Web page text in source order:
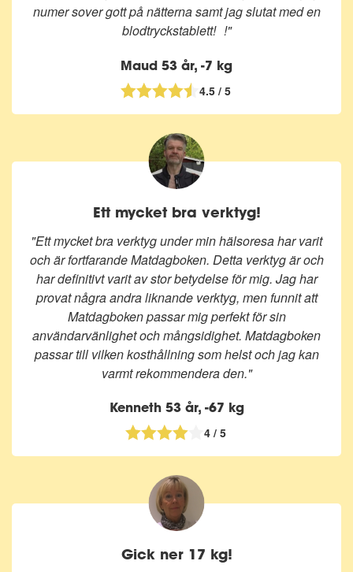
numer sover gott på nätterna samt jag slutat med en
blodtryckstablett! !"
Maud 53 år, -7 kg
4.5 / 5
Ett mycket bra verktyg!
"Ett mycket bra verktyg under min hälsoresa har varit
och är fortfarande Matdagboken. Detta verktyg är och
har definitivt varit av stor betydelse för mig. Jag har
provat några andra liknande verktyg, men funnit att
Matdagboken passar mig perfekt för sin
användarvänlighet och mångsidighet. Matdagboken
passar till vilken kosthållning som helst och jag kan
varmt rekommendera den."
Kenneth 53 år, -67 kg
4 / 5
Gick ner 17 kg!